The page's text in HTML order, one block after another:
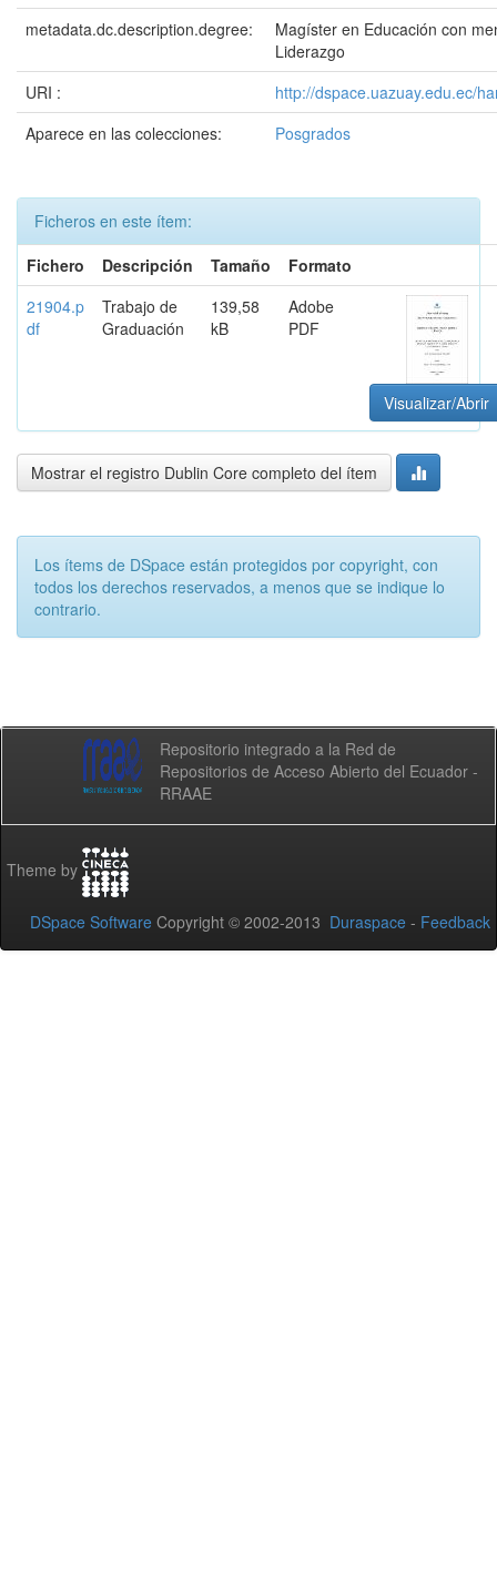
metadata.dc.description.degree:
Magíster en Educación con
Liderazgo
URI :
http://dspace.uazuay.edu.ec/
Aparece en las colecciones:
Posgrados
Ficheros en este ítem:
Fichero
Descripción Tamaño
Formato
21904.p
df
Trabajo de
Graduación
139,58
kB
Adobe
PDF
Visualizar/Abrir
Mostrar el registro Dublin Core completo del ítem
Los ítems de DSpace están protegidos por copyright, con
todos los derechos reservados, a menos que se indique lo
contrario.
Repositorio integrado a la Red de
Repositorios de Acceso Abierto del Ecuador -
RRAAE
Theme by
DSpace Software Copyright © 2002-2013 Duraspace - Feedback